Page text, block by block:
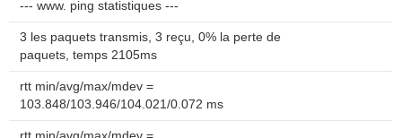
--- www. ping statistiques ---
3 les paquets transmis, 3 reçu, 0% la perte de
paquets, temps 2105ms
rtt min/avg/max/mdev =
103.848/103.946/104.021/0.072 ms